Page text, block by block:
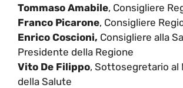
Tommaso Amabile, Consigliere
Franco Picarone, Consigliere
Enrico Coscioni, Consigliere alla
Presidente della Regione
Vito De Filippo, Sottosegretario al
della Salute